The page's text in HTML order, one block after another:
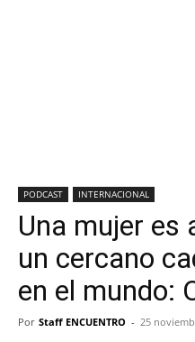
PODCAST INTERNACIONAL
Una mujer es
un cercano
en el mundo:
Por Staff ENCUENTRO - 25